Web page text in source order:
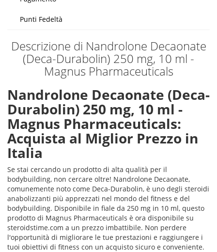
Punti Fedeltà
Descrizione di Nandrolone Decaonate
(Deca-Durabolin) 250 mg, 10 ml -
Magnus Pharmaceuticals
Nandrolone Decaonate (Deca-
Durabolin) 250 mg, 10 ml -
Magnus Pharmaceuticals:
Acquista al Miglior Prezzo in
Italia
Se stai cercando un prodotto di alta qualità per il
bodybuilding, non cercare oltre! Nandrolone Decaonate,
comunemente noto come Deca-Durabolin, è uno degli steroidi
anabolizzanti più apprezzati nel mondo del fitness e del
bodybuilding. Disponibile in fiale da 250 mg in 10 ml, questo
prodotto di Magnus Pharmaceuticals è ora disponibile su
steroidstime.com a un prezzo imbattibile. Non perdere
l'opportunità di migliorare le tue prestazioni e raggiungere i
tuoi obiettivi di fitness con un acquisto sicuro e conveniente.